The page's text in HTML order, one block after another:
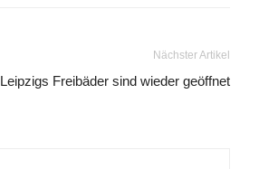
Nächster Artikel
Leipzigs Freibäder sind wieder geöffnet